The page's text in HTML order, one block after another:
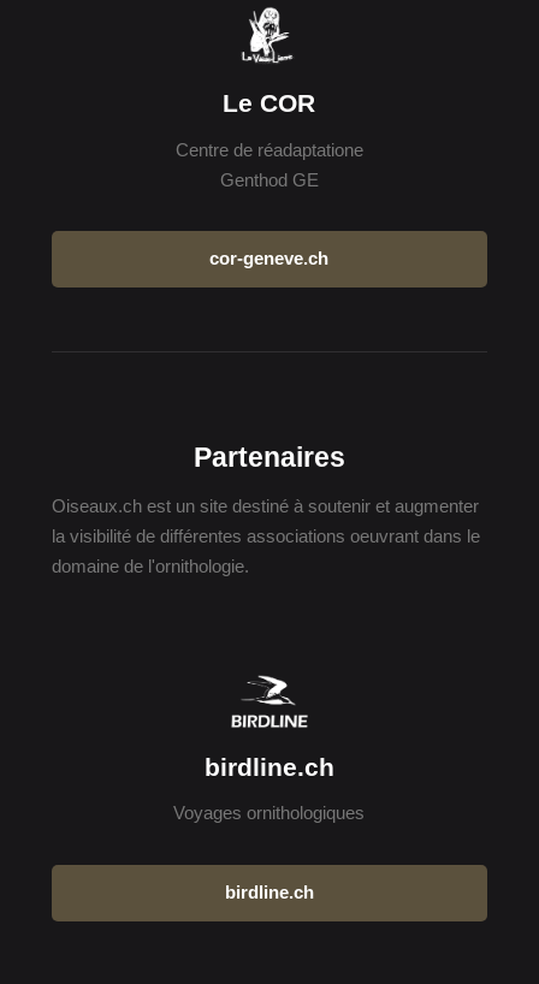
Le COR
Centre de réadaptatione
Genthod GE
cor-geneve.ch
Partenaires
Oiseaux.ch est un site destiné à soutenir et augmenter
la visibilité de différentes associations oeuvrant dans le
domaine de l'ornithologie.
birdline.ch
Voyages ornithologiques
birdline.ch